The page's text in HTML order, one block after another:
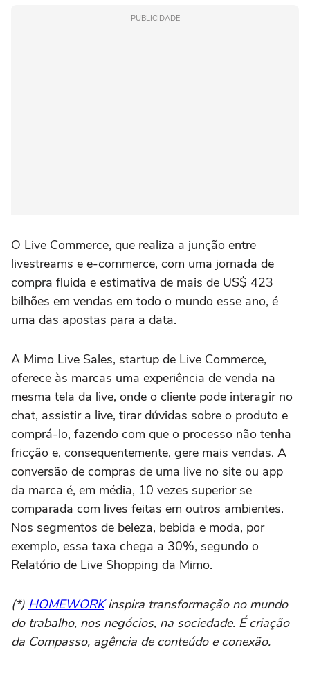
PUBLICIDADE
O Live Commerce, que realiza a junção entre
livestreams e e-commerce, com uma jornada de
compra fluida e estimativa de mais de US$ 423
bilhões em vendas em todo o mundo esse ano, é
uma das apostas para a data.
A Mimo Live Sales, startup de Live Commerce,
oferece às marcas uma experiência de venda na
mesma tela da live, onde o cliente pode interagir no
chat, assistir a live, tirar dúvidas sobre o produto e
comprá-lo, fazendo com que o processo não tenha
fricção e, consequentemente, gere mais vendas. A
conversão de compras de uma live no site ou app
da marca é, em média, 10 vezes superior se
comparada com lives feitas em outros ambientes.
Nos segmentos de beleza, bebida e moda, por
exemplo, essa taxa chega a 30%, segundo o
Relatório de Live Shopping da Mimo.
(*) HOMEWORKinspira transformação no mundo
do trabalho, nos negócios, na sociedade. É criação
da Compasso, agência de conteúdo e conexão.